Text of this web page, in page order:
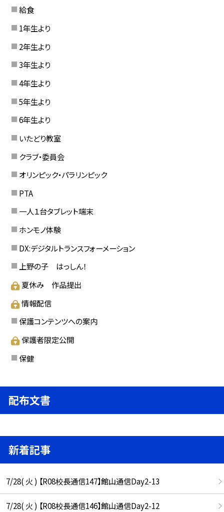
給食
1年生より
2年生より
3年生より
4年生より
5年生より
6年生より
いたどり教室
クラブ・委員会
オリンピック・パラリンピック
PTA
一人１台タブレット端末
ホンモノ体験
DX:デジタルトランスフォーメーション
上野の子 はっしん！
夏休み 作品提出
情報配信
保護コンテンツへの案内
保護者限定公開
保健
配布文書
新着記事
7/28( 火 ) 【R08校長通信147】館山通信Day2-13
7/28( 火 ) 【R08校長通信146】館山通信Day2-12